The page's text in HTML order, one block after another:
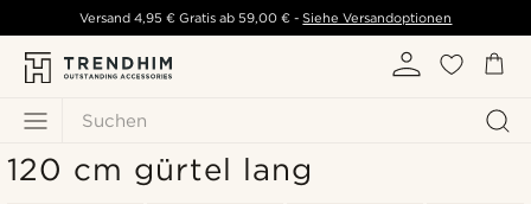
Suchen
Versand 4,95 € Gratis ab 59,00 € - Siehe Versandoptionen
120 cm gürtel lang